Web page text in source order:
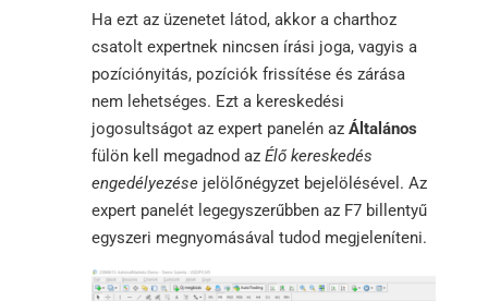
Ha ezt az üzenetet látod, akkor a charthoz
csatolt expertnek nincsen írási joga, vagyis a
pozíciónyitás, pozíciók frissítése és zárása
nem lehetséges. Ezt a kereskedési
jogosultságot az expert panelén az Általános
fülön kell megadnod az Élő kereskedés
engedélyezése jelölőnégyzet bejelölésével. Az
expert panelét legegyszerűbben az F7 billentyű
egyszeri megnyomásával tudod megjeleníteni.